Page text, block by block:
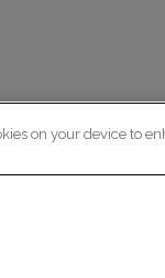
on your device to